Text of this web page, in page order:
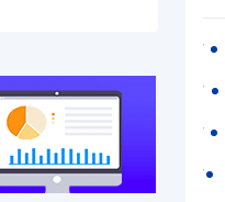
中文版
汇总
说明